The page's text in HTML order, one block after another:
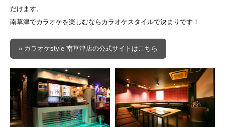
だけます。
南草津でカラオケを楽しむならカラオケスタイルで決まりです！
» カラオケstyle 南草津店の公式サイトはこちら